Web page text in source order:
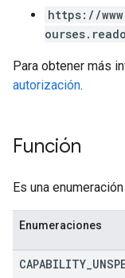
https://
Para obtener más
autorización.
Función
Es una
Enumeraciones
CAPABILITY